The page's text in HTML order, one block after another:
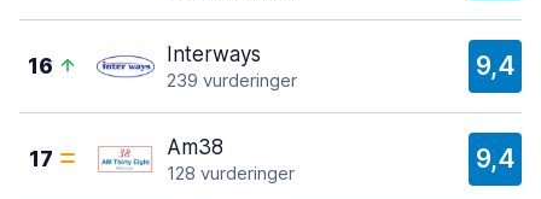
16 Interways
239 vurderinger 9,4
17 Am38
128 vurderinger 9,4